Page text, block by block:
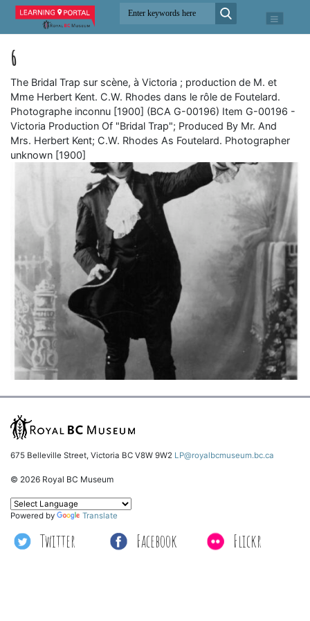
6
The Bridal Trap sur scène, à Victoria ; production de M. et
Mme Herbert Kent. C.W. Rhodes dans le rôle de Foutelard.
Photographe inconnu [1900] (BCA G-00196) Item G-00196 -
Victoria Production Of "Bridal Trap"; Produced By Mr. And
Mrs. Herbert Kent; C.W. Rhodes As Foutelard. Photographer
unknown [1900]
675 Belleville Street, Victoria BC V8W 9W2 LP@royalbcmuseum.bc.ca
© 2026 Royal BC Museum
Twitter Facebook Flickr
Powered by Translate